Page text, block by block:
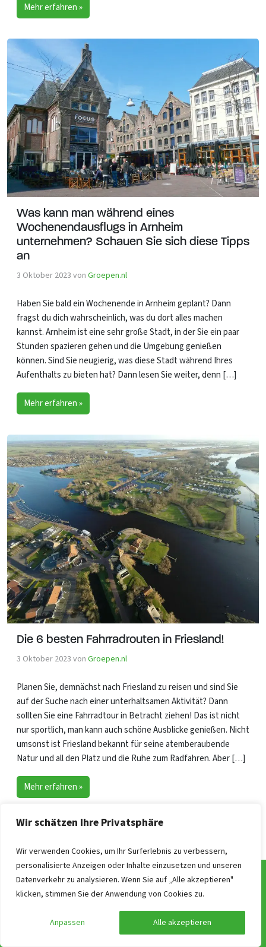
Wir schätzen Ihre Privatsphäre
Wir verwenden Cookies, um Ihr Surferlebnis zu verbessern,
personalisierte Anzeigen oder Inhalte einzusetzen und unseren
Datenverkehr zu analysieren. Wenn Sie auf „Alle akzeptieren"
klicken, stimmen Sie der Anwendung von Cookies zu.
Anpassen Alle akzeptieren
Mehr erfahren »
Was kann man während eines
Wochenendausflugs in Arnheim
unternehmen? Schauen Sie sich diese Tipps
an
3 Oktober 2023 von Groepen.nl
Haben Sie bald ein Wochenende in Arnheim geplant? Dann
fragst du dich wahrscheinlich, was du dort alles machen
kannst. Arnheim ist eine sehr große Stadt, in der Sie ein paar
Stunden spazieren gehen und die Umgebung genießen
können. Sind Sie neugierig, was diese Stadt während Ihres
Aufenthalts zu bieten hat? Dann lesen Sie weiter, denn […]
Mehr erfahren »
Die 6 besten Fahrradrouten in Friesland!
3 Oktober 2023 von Groepen.nl
Planen Sie, demnächst nach Friesland zu reisen und sind Sie
auf der Suche nach einer unterhaltsamen Aktivität? Dann
sollten Sie eine Fahrradtour in Betracht ziehen! Das ist nicht
nur sportlich, man kann auch schöne Ausblicke genießen. Nicht
umsonst ist Friesland bekannt für seine atemberaubende
Natur und all den Platz und die Ruhe zum Radfahren. Aber […]
Mehr erfahren »
Seitennavigation Aktuelle Seite
1 Seite
2 Seite
3
Häufig gestellte Fragen
Unsere Vorgehensweise